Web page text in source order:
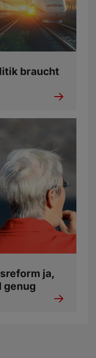
braucht
ja,
genug